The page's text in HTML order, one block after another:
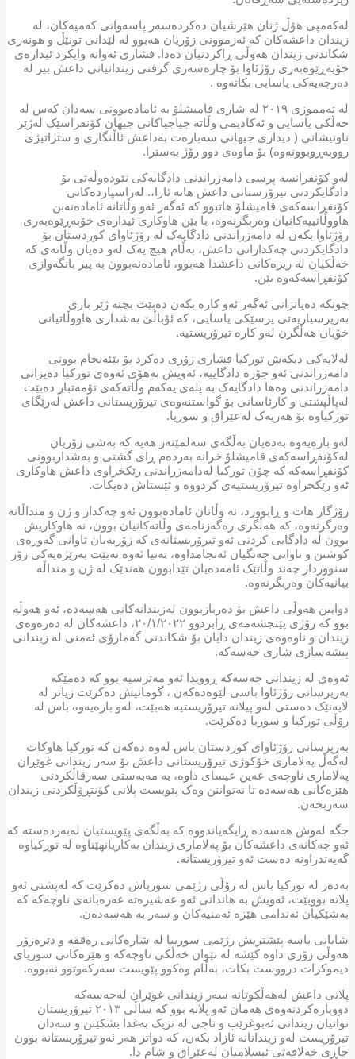
لەکەمپی هۆڵ ژنان هێرشیان دەکردەسەر پاسەوانی کەمپەکان، لە
زیندان داعشەکان کە ئەزموونی زۆریان هەبوو لە لێدانی تونێڵ و هونەری
شکاندنی زیندان هەوڵی ڕاکردنیان دەدا. فشاری ئەوانە وایکرد ئیدارەی
خۆبەڕێوەبەری رۆژئاوا بۆ چارەسەری گرفتی زیندانیانی داعش بیر لە
دەرچەیەکی یاسایی بکاتەوە .
لە تەمموزی ٢٠١٩ لە شاری قامیشلۆ بە ئامادەبوونی سەدان کەس لە
خەڵکی یاسایی و ئەکادیمی وڵاتە جیاجیاکانی جیهان کۆنفراسێک لەژێر
ناونیشانی ( دیداری جیهانی سەبارەت بەداعش ئاڵنگاری و ستراتیژی
رووبەڕوبوونەوە) بۆ ماوەی دوو رۆژ بەسترا.
لەو کۆنفرانسە پرسی دامەزراندنی دادگایەکی نێودەوڵەتی بۆ
دادگایکردنی تیرۆرستانی داعش هاتە ئارا،. لەراسپاردەکانی
کۆنفڕاسەکەی قامیشلۆ هاتبوو کە ئەگەر ئەو وڵاتانە ئامادەنەبن
هاووڵاتییەكانیان وەربگرنەوە، با بێن هاوکاری ئیدارەی خۆبەڕێوەبەری
رۆژئاوا بکەن لە دامەزراندنی دادگایەک لە رۆژئاوای کوردستان بۆ
دادگایکردنی چەکدارانی داعش، بەڵام هیچ یەک لەو دەیان وڵاتەی کە
خەڵکیان لە ریزەکانی داعشدا هەبوو، ئامادەنەبوون بە پیر بانگەوازی
کۆنفڕاسەکەوە بێن.
چونکە دەیانزانی ئەگەر ئەو كارە بكەن دەبێت بچنە ژێر باری
بەرپرسیاریەتی پرسێکی یاسایی، کە ئۆباڵێ بەشداری هاووڵاتیانی
خۆیان هەڵگرن لەو کارە تیرۆریستیە.
لەلایەکی دیکەش تورکیا فشاری زۆری دەکرد بۆ بێئەنجام بوونی
دامەزراندنی ئەو جۆرە دادگاییە، ئەویش بەهۆی ئەوەی تورکیا دەیزانی
دامەزراندنی وەها دادگایەک بە پلەی یەکەم وڵاتەکەی تۆمەتبار دەبێت
لەپاڵپشتی و کارئاسانی بۆ گواستنەوەی تیرۆریستانی داعش لەرێگای
تورکیاوە بۆ هەریەک لەعێراق و سوریا.
لەو بارەیەوە بەدەیان بەڵگەی سەلمێنەر هەیە کە بەشی زۆریان
لەکۆنفڕاسەکەی قامیشلۆ خرانە بەردەم ڕای گشتی و بەشداربوونی
کۆنفڕاسەکە کە چۆن تورکیا لەدامەزراندنی رێکخراوی داعش هاوکاری
ئەو رێکخراوە تیرۆریستیەی کردووە و ئێستاش دەیکات.
رۆژگار هات و ڕابوورد، نە وڵاتان ئامادەبوون ئەو چەکدار و ژن و منداڵانە
وەرگرنەوە، کە هەڵگری رەگەزنامەی وڵاتەکانیان بوون، نە هاوکاریش
بوون لە دادگایی كردنی ئەو تیرۆریستانەی کە زۆربەیان تاوانی گەورەی
کوشتن و تاوانی جەنگیان ئەنجامداوە، تەنیا ئەوە نەبێت بەرێژەیەکی زۆر
سنووردار چەند وڵاتێک ئامەدەیان تێدابوون هەندێک لە ژن و منداڵە
بیانیەکان وەربگرنەوە.
دوایین هەوڵی داعش بۆ دەربازبوون لەزیندانەکانی هەسەدە، ئەو هەوڵە
بوو کە رۆژی پێنجشەمەی ڕابردوو ٢٠/١/٢٠٢٢، داعشەکان لە دەرەوەی
زیندان و ناوەوەی زیندان دایان بۆ شکاندنی گەمارۆی ئەمنی لە زیندانی
پیشەسازی شاری حەسەکە.
ئەوەی لە زیندانی حەسەکە ڕوویدا ئەو مەترسیە بوو کە دەمێکە
بەرپرسانی رۆژئاوا باسی لێوەدەکەن ، گومانیش دەکرێت زیاتر لە
لایەنێک دەستی لەو پیلانە تیرۆریستیە هەبێت، لەو بارەیەوە باس لە
رۆڵی تورکیا و سوریا دەکرێت.
بەرپرسانی رۆژئاوای کوردستان باس لەوە دەکەن کە تورکیا هاوکات
لەگەڵ پەلاماری خۆکوژی تیرۆریستانی داعش بۆ سەر زیندانی غوێڕان
پەلاماری ناوچەی عەین عیسای داوە، بە مەبەستی سەرقاڵکردنی
هێزەکانی هەسەدە تا نەتواننن وەک پێویست پلانی کۆنتڕۆڵکردنی زیندان
سەربخەن.
جگە لەوش هەسەدە ڕایگەیاندووە کە بەڵگەی پێویستیان لەبەردەستە کە
ئەو چەکانەی داعشەکان بۆ پەلاماری زیندان بەکاریانهێناوە لە تورکیاوە
گەیەندراونە دەست ئەو تیرۆریستانە.
بەدەر لە تورکیا باس لە رۆڵی رژێمی سوریاش دەکرێت کە لەپشتی ئەو
پلانە بووبێت، ئەویش بە هاندانی ئەو عەشیرەتە عەرەبانەی ناوچەکە کە
بەشێکیان ئەندامی هێزە ئەمنیەکان و سەر بە هەسەدەن.
شایانی باسە پێشتریش رژێمی سورییا لە شارەکانی رەققە و دێرەزۆر
هەوڵی زۆری داوە کێشە لە نێوان خەڵکی ناوچەکە و هێزەکانی سوریای
دیموکرات درووست بکات، بەڵام وەکوو پێویست سەرکەوتوو نەبووە.
پلانی داعش لەهەڵکوتانە سەر زیندانی غوێران لەحەسەکە
دووبارەکردنەوەی هەمان ئەو پلانە بوو کە ساڵی ٢٠١٣ تیرۆریستان
توانیان زیندانی ئەبوغرێب و تاجی لە نزیک بەغدا بشکێنن و سەدان
تیرۆریست لەو زیندانانە ئازاد بکەن، کە دواتر هەر ئەو تیرۆریستانە بوون
جاڕی خەلافەتی ئیسلامیان لەعێراق و شام دا.